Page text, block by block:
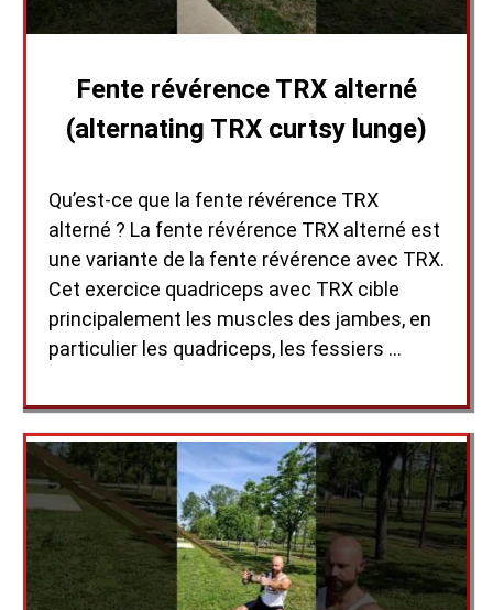
Fente révérence TRX alterné
(alternating TRX curtsy lunge)
Qu’est-ce que la fente révérence TRX
alterné ? La fente révérence TRX alterné est
une variante de la fente révérence avec TRX.
Cet exercice quadriceps avec TRX cible
principalement les muscles des jambes, en
particulier les quadriceps, les fessiers …